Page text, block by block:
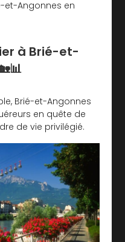
et-Angonnes en
à Brié-et-
Brié-et-Angonnes
en quête de
de vie privilégié.